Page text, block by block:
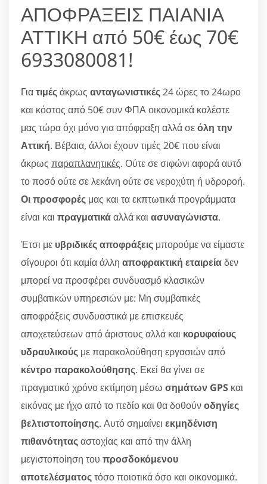
ΑΠΟΦΡΑΞΕΙΣ ΠΑΙΑΝΙΑ
ΑΤΤΙΚΗ από 50€ έως 70€
6933080081!
Γιατιμέςάκρως ανταγωνιστικές24 ώρες το 24ωρο
και κόστος από 50€ συν ΦΠΑ οικονομικά καλέστε
μας τώρα όχι μόνο για απόφραξη αλλά σεόλη την
Αττική. Βέβαια, άλλοι έχουν τιμές 20€ που είναι
άκρως παραπλανητικές. Ούτε σε σιφώνι αφορά αυτό
το ποσό ούτε σε λεκάνη ούτε σε νεροχύτη ή υδροροή.
Οι προσφορές μας και τα εκπτωτικά προγράμματα
είναι και πραγματικάαλλά και ασυναγώνιστα.
Έτσι με υβριδικές αποφράξεις μπορούμε να είμαστε
σίγουροι ότι καμία άλλη αποφρακτική εταιρείαδεν
μπορεί να προσφέρει συνδυασμό κλασικών
συμβατικών υπηρεσιών με: Μη συμβατικές
αποφράξεις συνδυαστικά με επισκευές
αποχετεύσεων από άριστους αλλά και κορυφαίους
υδραυλικούς με παρακολούθηση εργασιών από
κέντρο παρακολούθησης. Εκεί θα γίνει σε
πραγματικό χρόνο εκτίμηση μέσω σημάτων GPS και
εικόνας με ήχο από το πεδίο και θα δοθούνοδηγίες
βελτιστοποίησης. Αυτό σημαίνει εκμηδένιση
πιθανότηταςαστοχίας και από την άλλη
μεγιστοποίηση του προσδοκόμενου
αποτελέσματοςτόσο ποιοτικά όσο και οικονομικά.